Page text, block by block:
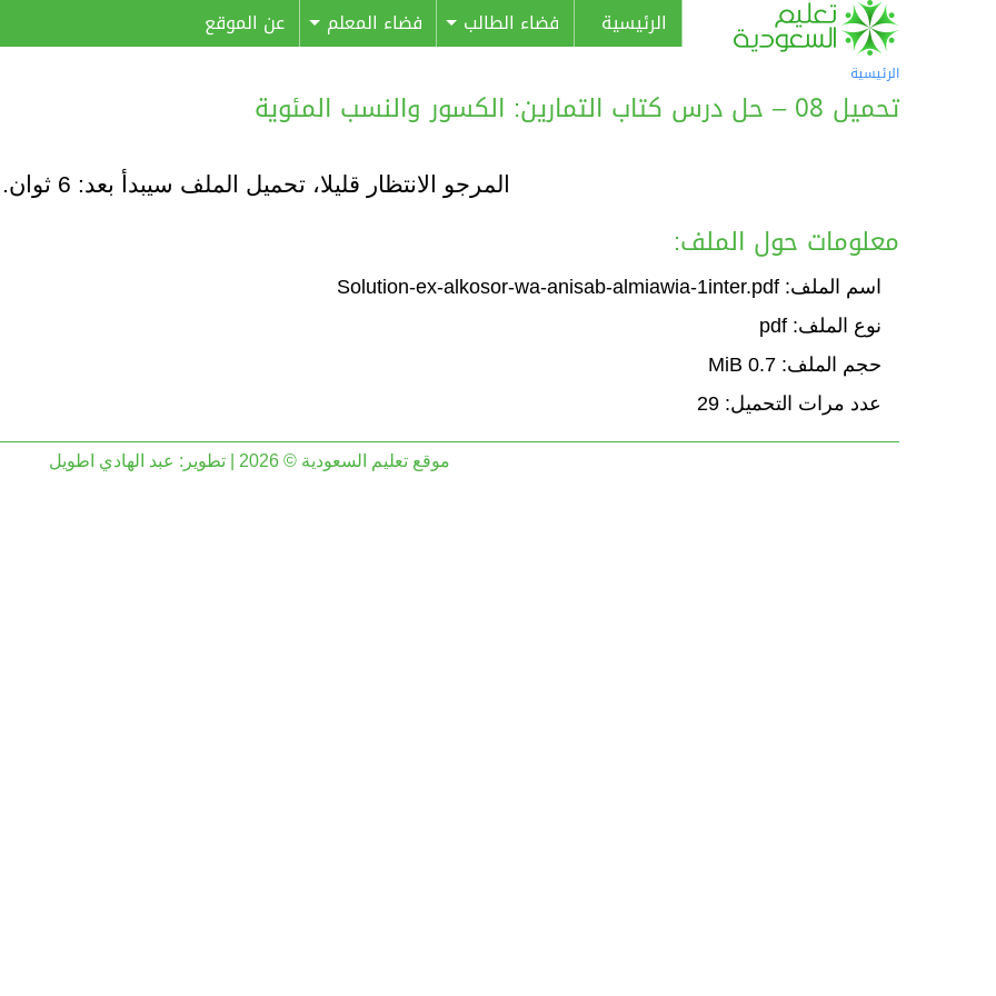
الرئيسية فضاء الطالب فضاء المعلم عن الموقع
الرئيسية
تحميل 08 – حل درس كتاب التمارين: الكسور والنسب المئوية
المرجو الانتظار قليلا، تحميل الملف سيبدأ بعد: 6
معلومات حول الملف:
اسم الملف: Solution-ex-alkosor-wa-anisab-almiawia-1inter.pdf
نوع الملف: pdf
حجم الملف: 0.7 MiB
عدد مرات التحميل: 29
موقع تعليم السعودية © 2026 | تطوير: عبد الهادي اطويل